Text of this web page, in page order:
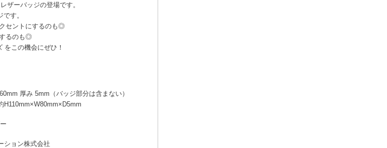
ザーバッジの登場です。
す。
セントにするのも◎
るのも◎
をこの機会にぜひ！
厚み 5mm（バッジ部分は含まない）
H110mm×W80mm×D5mm
ション株式会社